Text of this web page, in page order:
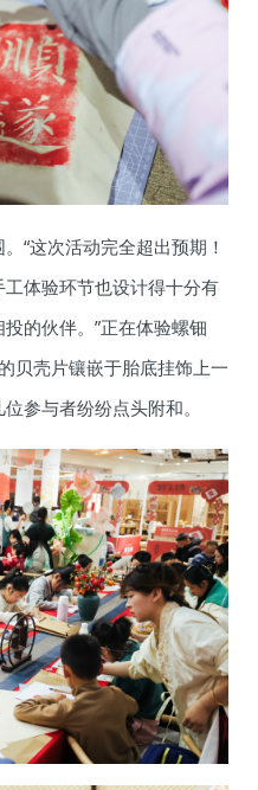
“这次活动完全超出预期！
体验环节也设计得十分有
的伙伴。”正在体验螺钿
贝壳片镶嵌于胎底挂饰上一
参与者纷纷点头附和。